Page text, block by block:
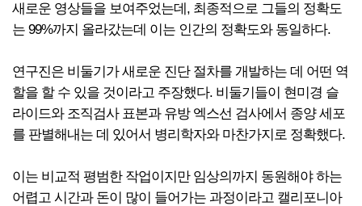
새로운 영상들을 보여주었는데, 최종적으로 그들의 정확도
는 99%까지 올라갔는데 이는 인간의 정확도와 동일하다.
연구진은 비둘기가 새로운 진단 절차를 개발하는 데 어떤 역
할을 할 수 있을 것이라고 주장했다. 비둘기들이 현미경 슬
라이드와 조직검사 표본과 유방 엑스선 검사에서 종양 세포
를 판별해내는 데 있어서 병리학자와 마찬가지로 정확했다.
이는 비교적 평범한 작업이지만 임상의까지 동원해야 하는
어렵고 시간과 돈이 많이 들어가는 과정이라고 캘리포니아